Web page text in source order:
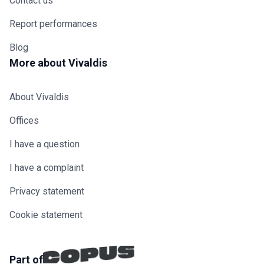
Report performances
Blog
More about Vivaldis
About Vivaldis
Offices
I have a question
I have a complaint
Privacy statement
Cookie statement
Part of